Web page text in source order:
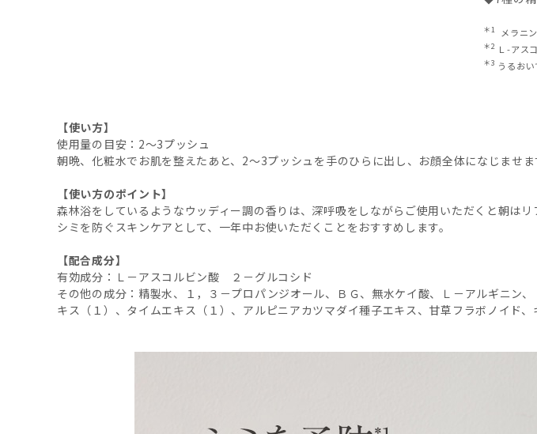
＊1 メラニ
＊2 Ｌ-アス
＊3 うるお
【使い方】
使用量の目安：2～3プッシュ
朝晩、化粧水でお肌を整えたあと、2～3プッシュを手のひらに出し、お顔全体になじませま
【使い方のポイント】
森林浴をしているようなウッディー調の香りは、深呼吸をしながらご使用いただくと朝は
シミを防ぐスキンケアとして、一年中お使いただくことをおすすめします。
【配合成分】
有効成分：Ｌ－アスコルビン酸 ２－グルコシド
その他の成分：精製水、１，３－プロパンジオール、ＢＧ、無水ケイ酸、Ｌ－アルギニン
キス（１）、タイムエキス（１）、アルピニアカツマダイ種子エキス、甘草フラボノイド